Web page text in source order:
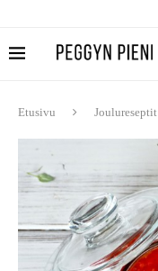
Etusivu Joulureseptit